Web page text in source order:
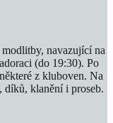
navazující na
(do 19:30). Po
z kluboven. Na
díků, klanění i proseb.